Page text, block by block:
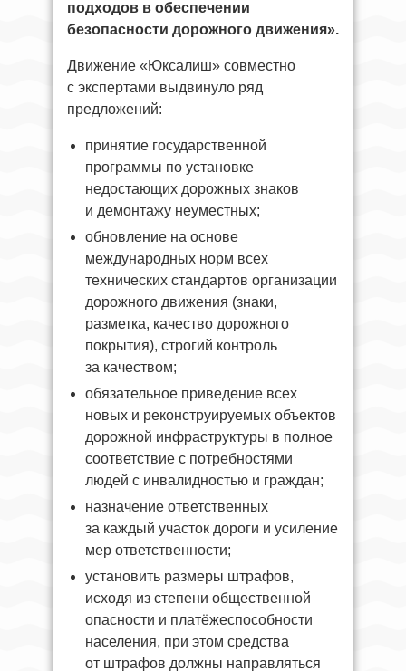
подходов в обеспечении
безопасности дорожного движения».
Движение «Юксалиш» совместно
с экспертами выдвинуло ряд
предложений:
принятие государственной
программы по установке
недостающих дорожных знаков
и демонтажу неуместных;
обновление на основе
международных норм всех
технических стандартов организации
дорожного движения (знаки,
разметка, качество дорожного
покрытия), строгий контроль
за качеством;
обязательное приведение всех
новых и реконструируемых объектов
дорожной инфраструктуры в полное
соответствие с потребностями
людей с инвалидностью и граждан;
назначение ответственных
за каждый участок дороги и усиление
мер ответственности;
установить размеры штрафов,
исходя из степени общественной
опасности и платёжеспособности
населения, при этом средства
от штрафов должны направляться